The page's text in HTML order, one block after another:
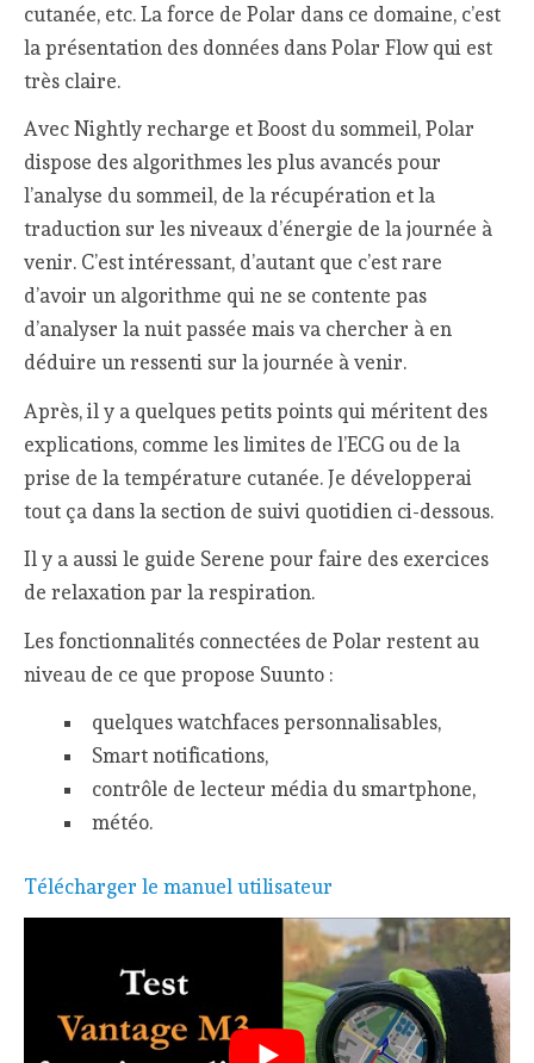
cutanée, etc. La force de Polar dans ce domaine, c’est
la présentation des données dans Polar Flow qui est
très claire.
Avec Nightly recharge et Boost du sommeil, Polar
dispose des algorithmes les plus avancés pour
l’analyse du sommeil, de la récupération et la
traduction sur les niveaux d’énergie de la journée à
venir. C’est intéressant, d’autant que c’est rare
d’avoir un algorithme qui ne se contente pas
d’analyser la nuit passée mais va chercher à en
déduire un ressenti sur la journée à venir.
Après, il y a quelques petits points qui méritent des
explications, comme les limites de l’ECG ou de la
prise de la température cutanée. Je développerai
tout ça dans la section de suivi quotidien ci-dessous.
Il y a aussi le guide Serene pour faire des exercices
de relaxation par la respiration.
Les fonctionnalités connectées de Polar restent au
niveau de ce que propose Suunto :
quelques watchfaces personnalisables,
Smart notifications,
contrôle de lecteur média du smartphone,
météo.
Télécharger le manuel utilisateur